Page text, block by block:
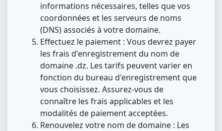
informations nécessaires, telles que vos
coordonnées et les serveurs de noms
(DNS) associés à votre domaine.
Effectuez le paiement : Vous devrez payer
les frais d'enregistrement du nom de
domaine .dz. Les tarifs peuvent varier en
fonction du bureau d'enregistrement que
vous choisissez. Assurez-vous de
connaître les frais applicables et les
modalités de paiement acceptées.
Renouvelez votre nom de domaine : Les